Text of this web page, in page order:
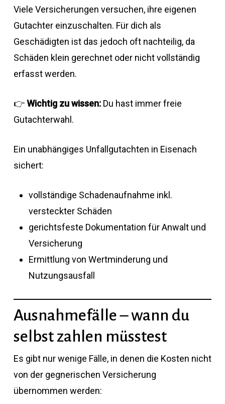
Viele Versicherungen versuchen, ihre eigenen
Gutachter einzuschalten. Für dich als
Geschädigten ist das jedoch oft nachteilig, da
Schäden klein gerechnet oder nicht vollständig
erfasst werden.
👉Wichtig zu wissen:Du hast immer freie
Gutachterwahl.
Ein unabhängiges Unfallgutachten in Eisenach
sichert:
vollständige Schadenaufnahme inkl.
versteckter Schäden
gerichtsfeste Dokumentation für Anwalt und
Versicherung
Ermittlung von Wertminderung und
Nutzungsausfall
Ausnahmefälle – wann du
selbst zahlen müsstest
Es gibt nur wenige Fälle, in denen die Kosten nicht
von der gegnerischen Versicherung
übernommen werden: